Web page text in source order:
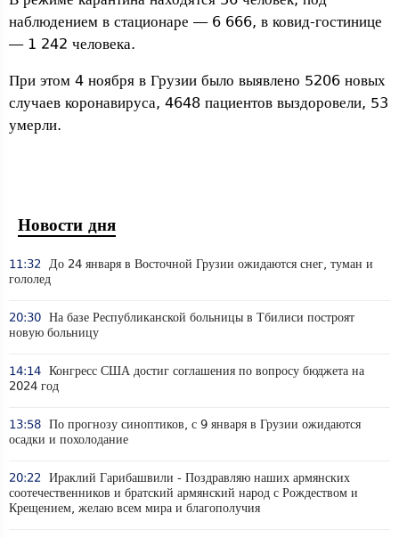
наблюдением в стационаре — 6 666, в ковид-гостинице
— 1 242 человека.
При этом 4 ноября в Грузии было выявлено 5206 новых
случаев коронавируса, 4648 пациентов выздоровели, 53
умерли.
Новости дня
11:32
До 24 января в Восточной Грузии ожидаются снег, туман и
гололед
20:30 На базе Республиканской больницы в Тбилиси построят
новую больницу
14:14 Конгресс США достиг соглашения по вопросу бюджета на
2024 год
13:58 По прогнозу синоптиков, с 9 января в Грузии ожидаются
осадки и похолодание
20:22
Ираклий Гарибашвили - Поздравляю наших армянских
соотечественников и братский армянский народ с Рождеством и
Крещением, желаю всем мира и благополучия